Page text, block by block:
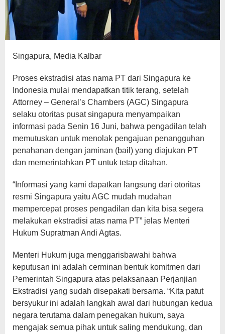
Singapura, Media Kalbar
Proses ekstradisi atas nama PT dari Singapura ke
Indonesia mulai mendapatkan titik terang, setelah
Attorney – General’s Chambers (AGC) Singapura
selaku otoritas pusat singapura menyampaikan
informasi pada Senin 16 Juni, bahwa pengadilan telah
memutuskan untuk menolak pengajuan penangguhan
penahanan dengan jaminan (bail) yang diajukan PT
dan memerintahkan PT untuk tetap ditahan.
“Informasi yang kami dapatkan langsung dari otoritas
resmi Singapura yaitu AGC mudah mudahan
mempercepat proses pengadilan dan kita bisa segera
melakukan ekstradisi atas nama PT” jelas Menteri
Hukum Supratman Andi Agtas.
Menteri Hukum juga menggarisbawahi bahwa
keputusan ini adalah cerminan bentuk komitmen dari
Pemerintah Singapura atas pelaksanaan Perjanjian
Ekstradisi yang sudah disepakati bersama. “Kita patut
bersyukur ini adalah langkah awal dari hubungan kedua
negara terutama dalam penegakan hukum, saya
mengajak semua pihak untuk saling mendukung, dan